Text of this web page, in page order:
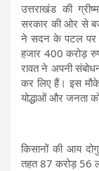
उत्तराखंड की
सरकार की ओर से
ने सदन के पटल पर
हजार 400 करोड़
रावत ने अपनी
कर लिए हैं। इस
योद्धाओं और जनता
किसानों की आय
तहत 87 करोड़ 56